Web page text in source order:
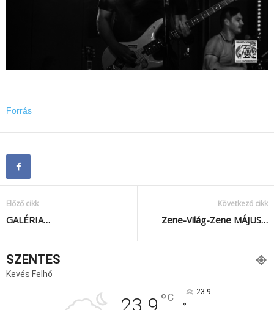
Forrás
Előző cikk
GALÉRIA…
Következő cikk
Zene-Világ-Zene MÁJUS…
SZENTES
Kevés Felhő
23.9 °C 23.9
°